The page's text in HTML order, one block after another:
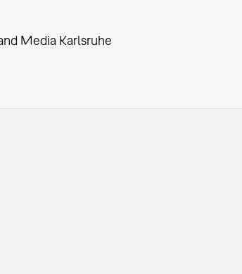
Media Karlsruhe